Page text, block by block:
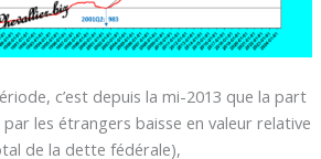
c’est depuis la mi-2013 que la part
les étrangers baisse en valeur relative
de la dette fédérale),